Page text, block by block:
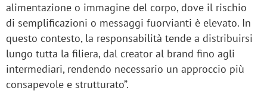
alimentazione o immagine del corpo, dove il rischio
di semplificazioni o messaggi fuorvianti è elevato. In
questo contesto, la responsabilità tende a distribuirsi
lungo tutta la filiera, dal creator al brand fino agli
intermediari, rendendo necessario un approccio più
consapevole e strutturato”.